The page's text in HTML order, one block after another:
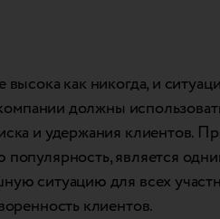
как никогда, и
должны
и удержания клиентов.
является
ситуацию для всех
клиентов.